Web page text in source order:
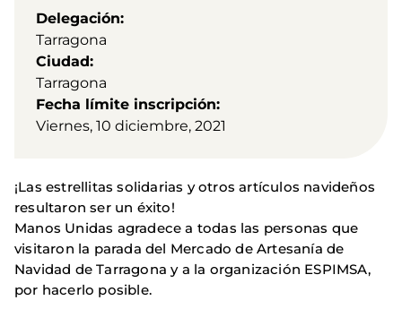
Delegación
Tarragona
Ciudad
Tarragona
Fecha límite inscripción
Viernes, 10 diciembre, 2021
¡Las estrellitas solidarias y otros artículos navideños
resultaron ser un éxito!
Manos Unidas agradece a todas las personas que
visitaron la parada del Mercado de Artesanía de
Navidad de Tarragona y a la organización ESPIMSA,
por hacerlo posible.